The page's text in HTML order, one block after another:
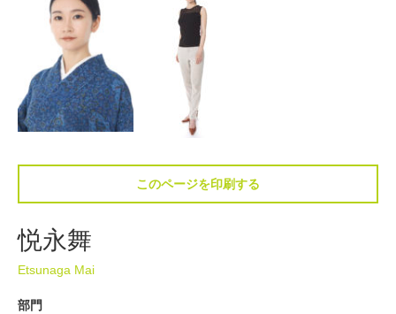
このページを印刷する
悦永舞
Etsunaga Mai
部門